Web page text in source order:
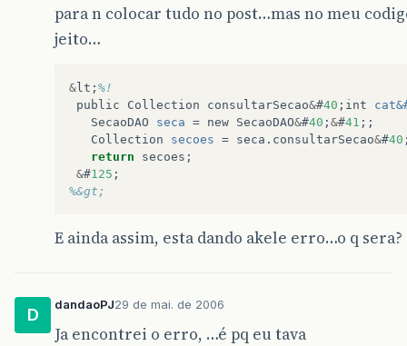
para n colocar tudo no post…mas no meu
jeito…
& lt ; %!
public
Collection consultarSecao&#40 ; int
SecaoDAO
seca = new SecaoDAO&#40 ; &#41 ;;
Collection
secoes = seca . consultarSecao&#40
return
secoes ;
&#125 ;
%&gt;
E ainda assim, esta dando akele erro…o q sera?
D
dandaoPJ29 de mai. de 2006
Ja encontrei o erro, …é pq eu tava